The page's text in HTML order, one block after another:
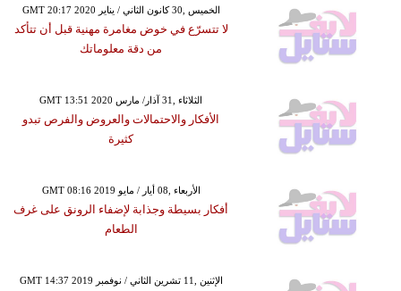
GMT 20:17 2020 الخميس ,30 كانون الثاني / يناير
لا تتسرّع في خوض مغامرة مهنية قبل أن تتأكد
من دقة معلوماتك
GMT 13:51 2020 الثلاثاء ,31 آذار/ مارس
الأفكار والاحتمالات والعروض والفرص تبدو
كثيرة
GMT 08:16 2019 الأربعاء ,08 أيار / مايو
أفكار بسيطة وجذابة لإضفاء الرونق على غرف
الطعام
GMT 14:37 2019 الإثنين ,11 تشرين الثاني / نوفمبر